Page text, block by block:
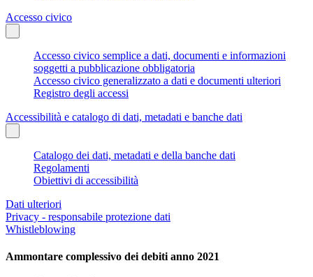
Accesso civico
Accesso civico semplice a dati, documenti e informazioni
soggetti a pubblicazione obbligatoria
Accesso civico generalizzato a dati e documenti ulteriori
Registro degli accessi
Accessibilità e catalogo di dati, metadati e banche dati
Catalogo dei dati, metadati e della banche dati
Regolamenti
Obiettivi di accessibilità
Dati ulteriori
Privacy - responsabile protezione dati
Whistleblowing
Ammontare complessivo dei debiti anno 2021